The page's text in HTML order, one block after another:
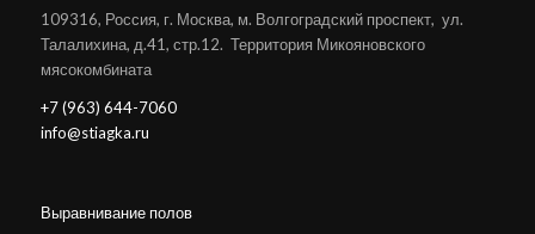
109316, Россия, г. Москва, м. Волгоградский проспект, ул.
Талалихина, д.41, стр.12. Территория Микояновского
мясокомбината
+7 (963) 644-7060
info@stiagka.ru
Выравнивание полов